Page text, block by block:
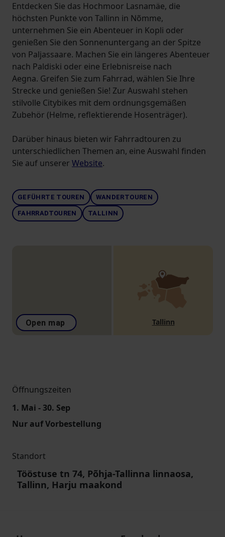
Entdecken Sie das Hochmoor Lasnamäe, die
höchsten Punkte von Tallinn in Nõmme,
unternehmen Sie ein Abenteuer in Kopli oder
genießen Sie den Sonnenuntergang an der Spitze
von Paljassaare. Machen Sie ein längeres Abenteuer
nach Paldiski oder eine Erlebnisreise nach
Aegna. Greifen Sie zum Fahrrad, wählen Sie Ihre
Strecke und genießen Sie! Zur Auswahl stehen
stilvolle Citybikes mit dem ordnungsgemäßen
Zubehör (Helme, reflektierende Hosenträger).
Darüber hinaus bieten wir Fahrradtouren zu
unterschiedlichen Themen an, eine Auswahl finden
Sie auf unserer Website.
GEFÜHRTE TOUREN WANDERTOUREN
FAHRRADTOUREN TALLINN
Open map Tallinn
Öffnungszeiten
1. Mai - 30. Sep
Nur auf Vorbestellung
Standort
Tööstuse tn 74, Põhja-Tallinna linnaosa,
Tallinn, Harju maakond